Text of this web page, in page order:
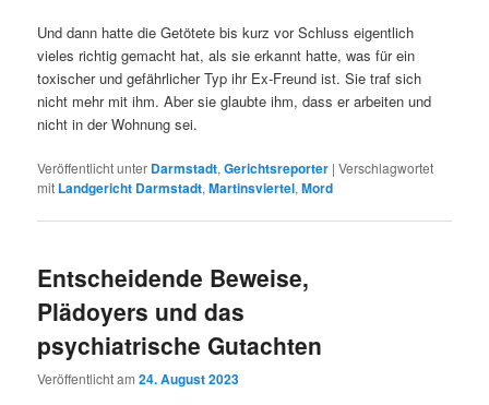
Und dann hatte die Getötete bis kurz vor Schluss eigentlich
vieles richtig gemacht hat, als sie erkannt hatte, was für ein
toxischer und gefährlicher Typ ihr Ex-Freund ist. Sie traf sich
nicht mehr mit ihm. Aber sie glaubte ihm, dass er arbeiten und
nicht in der Wohnung sei.
Veröffentlicht unter Darmstadt,Gerichtsreporter |Verschlagwortet
mit Landgericht Darmstadt,Martinsviertel,Mord
Entscheidende Beweise,
Plädoyers und das
psychiatrische Gutachten
Veröffentlicht am24. August 2023